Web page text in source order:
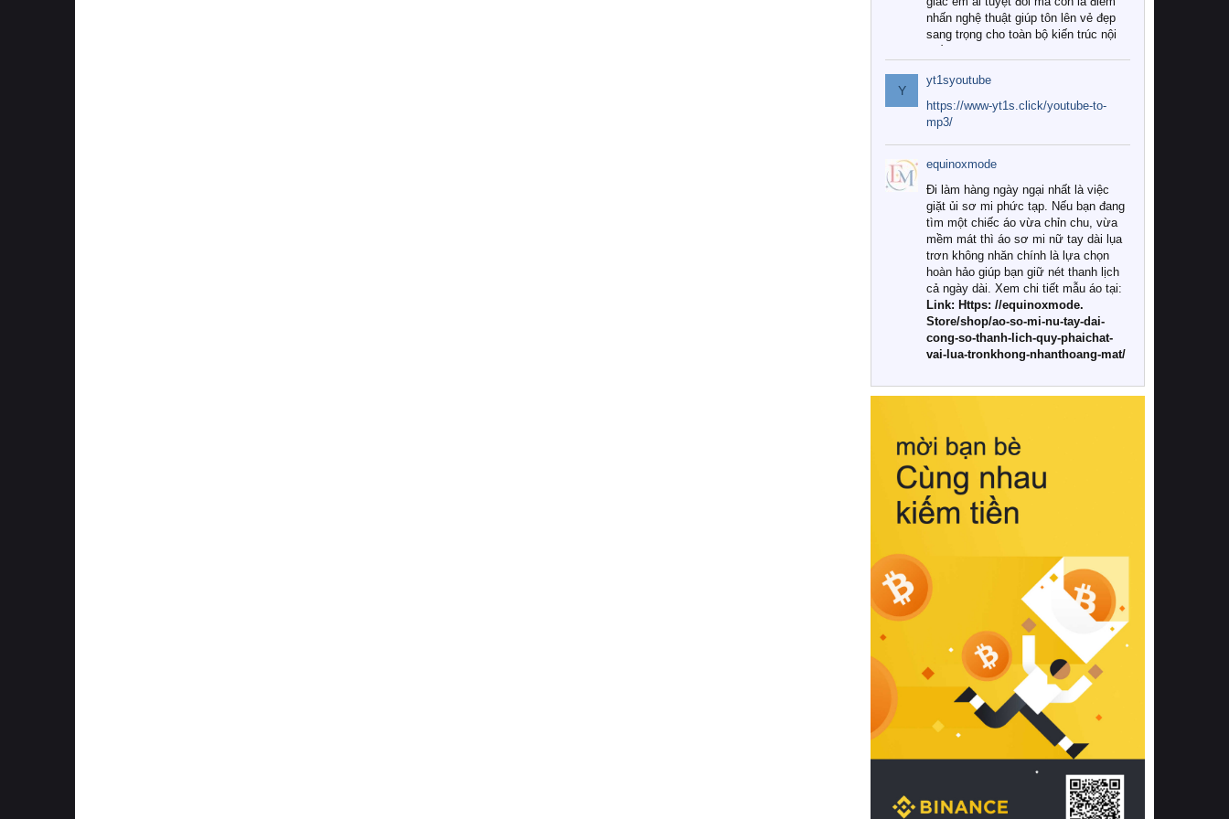
nhấn nghệ thuật giúp tôn lên vẻ đẹp
sang trọng cho toàn bộ kiến trúc nội
Tuy nhiên, giữa thị trường đa dạng
với vô vàn thương hiệu và mẫu mã
như hiện nay, làm thế nào để chọn
được những bộ chăn ga gối đệm cao
cấp thực sự chất lượng, phù hợp với
khí hậu và nhu cầu sử dụng của gia
đình? Hãy cùng chúng tôi đi tìm lời
giải đáp chi tiết qua bài viết dưới đây.
1. Tại sao các gia đình hiện đại lại ưa
chuộng chăn ga gối đệm cao cấp?
Khác với các dòng sản phẩm thông
thường, những bộ chăn ga gối đệm
cao cấp trải qua quy trình sản xuất
nghiêm ngặt từ khâu chọn lọc nguyên
liệu tự nhiên đến công nghệ dệt
nhuộm hiện đại không chứa hóa chất
này, bạn sẽ cảm nhận rõ rệt sự khác
hồi chuẩn xác của phần đệm nâng đỡ
cột sống.
Bên cạnh đó, việc lựa chọn các dòng
sản phẩm đạt chuẩn chất lượng quốc
tế còn giúp ngăn ngừa tình trạng kích
khuẩn và nấm mốc trong điều kiện
thời tiết nóng ẩm. Bạn có thể tìm hiểu
thêm các nghiên cứu khoa học về tác
động của giấc ngủ và môi trường
phòng ngủ đối với sức khỏe con
người tại Sleep Foundation (External
Link) để có cái nhìn toàn diện hơn.
2. Các tiêu chí vàng khi lựa chọn
chăn ga gối đệm cao cấp cho phòng
ngủ
Để sở hữu một bộ chăn ga gối đệm
cao cấp hoàn hảo cả về thẩm mỹ lẫn
công năng, người tiêu dùng cần cân
nhắc kỹ lưỡng các tiêu chí quan trọng
Y
yt1syoutube
https://www-yt1s.click/youtube-to-
mp3/
equinoxmode
Đi làm hàng ngày ngại nhất là việc
giặt ủi sơ mi phức tạp. Nếu bạn đang
tìm một chiếc áo vừa chỉn chu, vừa
mềm mát thì áo sơ mi nữ tay dài lụa
trơn không nhăn chính là lựa chọn
hoàn hảo giúp bạn giữ nét thanh lịch
cả ngày dài. Xem chi tiết mẫu áo tại:
Link: Https: //equinoxmode.
Store/shop/ao-so-mi-nu-tay-dai-
cong-so-thanh-lich-quy-phaichat-
vai-lua-tronkhong-nhanthoang-mat/